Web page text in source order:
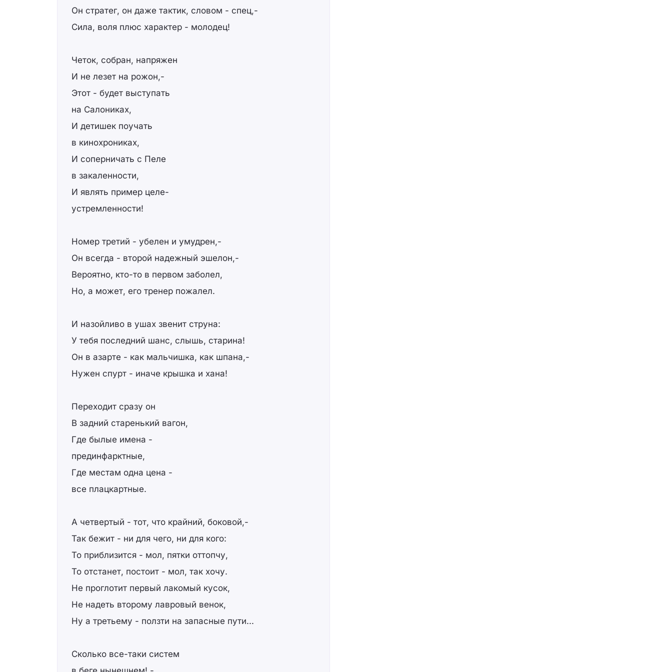
Он стратег, он даже тактик, словом - спец,-
Сила, воля плюс характер - молодец!
Четок, собран, напряжен
И не лезет на рожон,-
Этот - будет выступать
на Салониках,
И детишек поучать
в кинохрониках,
И соперничать с Пеле
в закаленности,
И являть пример целе-
устремленности!
Номер третий - убелен и умудрен,-
Он всегда - второй надежный эшелон,-
Вероятно, кто-то в первом заболел,
Но, а может, его тренер пожалел.
И назойливо в ушах звенит струна:
У тебя последний шанс, слышь, старина!
Он в азарте - как мальчишка, как шпана,-
Нужен спурт - иначе крышка и хана!
Переходит сразу он
В задний старенький вагон,
Где былые имена -
прединфарктные,
Где местам одна цена -
все плацкартные.
А четвертый - тот, что крайний, боковой,-
Так бежит - ни для чего, ни для кого:
То приблизится - мол, пятки оттопчу,
То отстанет, постоит - мол, так хочу.
Не проглотит первый лакомый кусок,
Не надеть второму лавровый венок,
Ну а третьему - ползти на запасные пути...
Сколько все-таки систем